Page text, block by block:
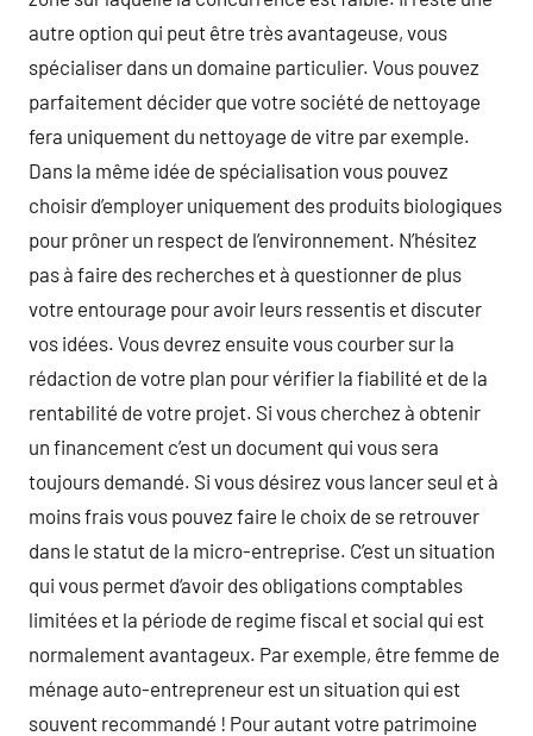
autre option qui peut être très avantageuse, vous
spécialiser dans un domaine particulier. Vous pouvez
parfaitement décider que votre société de nettoyage
fera uniquement du nettoyage de vitre par exemple.
Dans la même idée de spécialisation vous pouvez
choisir d’employer uniquement des produits biologiques
pour prôner un respect de l’environnement. N’hésitez
pas à faire des recherches et à questionner de plus
votre entourage pour avoir leurs ressentis et discuter
vos idées. Vous devrez ensuite vous courber sur la
rédaction de votre plan pour vérifier la fiabilité et de la
rentabilité de votre projet. Si vous cherchez à obtenir
un financement c’est un document qui vous sera
toujours demandé. Si vous désirez vous lancer seul et à
moins frais vous pouvez faire le choix de se retrouver
dans le statut de la micro-entreprise. C’est un situation
qui vous permet d‘avoir des obligations comptables
limitées et la période de regime fiscal et social qui est
normalement avantageux. Par exemple, être femme de
ménage auto-entrepreneur est un situation qui est
souvent recommandé ! Pour autant votre patrimoine